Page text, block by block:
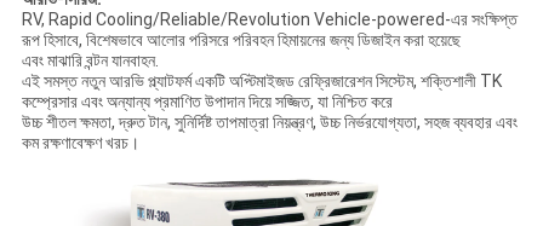
RV, Rapid Cooling/Reliable/Revolution Vehicle-powered-এর সংক্ষিপ্ত
রূপ হিসাবে, বিশেষভাবে আলোর পরিসরে পরিবহন হিমায়নের জন্য ডিজাইন করা হয়েছে
এবং মাঝারি বন্টন যানবাহন.
এই সমস্ত নতুন আরভি প্ল্যাটফর্ম একটি অপ্টিমাইজড রেফ্রিজারেশন সিস্টেম, শক্তিশালী TK
কম্প্রেসার এবং অন্যান্য প্রমাণিত উপাদান দিয়ে সজ্জিত, যা নিশ্চিত করে
উচ্চ শীতল ক্ষমতা, দ্রুত টান, সুনির্দিষ্ট তাপমাত্রা নিয়ন্ত্রণ, উচ্চ নির্ভরযোগ্যতা, সহজ ব্যবহার এবং
কম রক্ষণাবেক্ষণ খরচ।